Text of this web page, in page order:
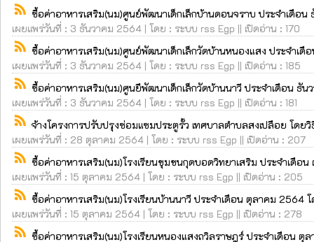
rss_feed ซื้อค่าอาหารเสริม(นม)ศูนย์พัฒนาเด็กเล็กบ้านดอนจราบ ประจำเดือน
เผยแพร่วันที่ : 3 ธันวาคม 2564 | โดย : ระบบ rss Egp || เปิดอ่าน : 170
rss_feed ซื้อค่าอาหารเสริม(นม)ศูนย์พัฒนาเด็กเล็กวัดบ้านหนองแสง ประจำเดื
เผยแพร่วันที่ : 3 ธันวาคม 2564 | โดย : ระบบ rss Egp || เปิดอ่าน : 185
rss_feed ซื้อค่าอาหารเสริม(นม)ศูนยืพัฒนาเด็กเล็กวัดบ้านนาวี ประจำเดือน ธัน
เผยแพร่วันที่ : 3 ธันวาคม 2564 | โดย : ระบบ rss Egp || เปิดอ่าน : 181
rss_feed จ้างโครงการปรับปรุงซ่อมแซมประตูรั้ว เทศบาลตำบลสงเปลือย โดยวิ
เผยแพร่วันที่ : 28 ตุลาคม 2564 | โดย : ระบบ rss Egp || เปิดอ่าน : 207
rss_feed ซื้อค่าอาหารเสริม(นม)โรงเรียนชุมชนกุดบอดวิทยาเสริม ประจำเดือ
เผยแพร่วันที่ : 15 ตุลาคม 2564 | โดย : ระบบ rss Egp || เปิดอ่าน : 205
rss_feed ซื้อค่าอาหารเสริม(นม)โรงเรียนบ้านนาวี ประจำเดือน ตุลาคม 2564 โ
เผยแพร่วันที่ : 15 ตุลาคม 2564 | โดย : ระบบ rss Egp || เปิดอ่าน : 278
rss_feed ซื้อค่าอาหารเสริม(นม)โรงเรียนหนองแสงถวิลราษฎร์ ประจำเดือน ตุ